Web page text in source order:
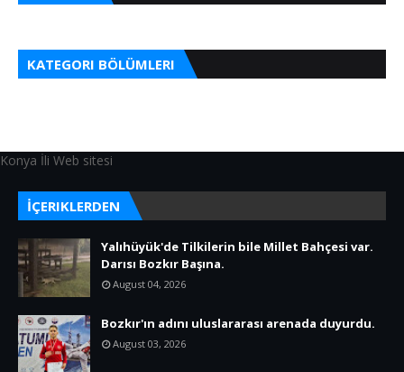
KATEGORI BÖLÜMLERI
Konya İli Web sitesi
İÇERIKLERDEN
Yalıhüyük'de Tilkilerin bile Millet Bahçesi var.
Darısı Bozkır Başına.
August 04, 2026
Bozkır'ın adını uluslararası arenada duyurdu.
August 03, 2026